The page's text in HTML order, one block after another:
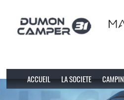
ACCUEIL LA SOCIETE